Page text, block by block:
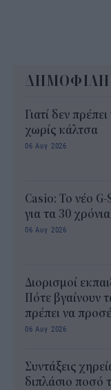
ΔΗΜΟΦΙΛΗ
Γιατί δεν
χωρίς κάλτσα
06 Αυγ 2026
Casio: Το νέο
για τα 30
06 Αυγ 2026
Διορισμοί
Πότε βγαίνουν
πρέπει να
06 Αυγ 2026
Συντάξεις
διπλάσιο ποσό